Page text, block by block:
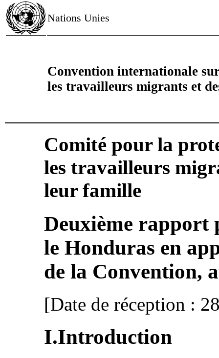
Nations Unies
Convention internationale
les travailleurs migrants et
Comité pour la
les travailleurs
leur famille
Deuxième rapport
le Honduras en
de la Convention,
[Date de réception :
I.Introduction